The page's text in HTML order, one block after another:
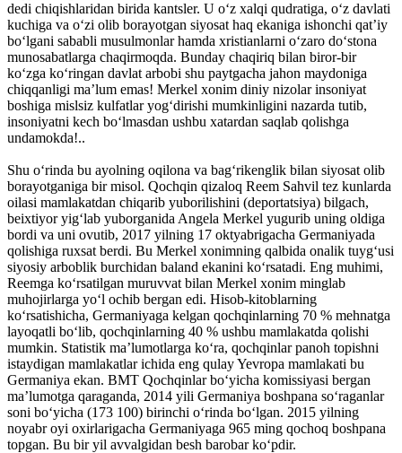
dedi chiqishlaridan birida kantsler. U o‘z xalqi qudratiga, o‘z davlati
kuchiga va o‘zi olib borayotgan siyosat haq ekaniga ishonchi qat’iy
bo‘lgani sababli musulmonlar hamda xristianlarni o‘zaro do‘stona
munosabatlarga chaqirmoqda. Bunday chaqiriq bilan biror-bir
ko‘zga ko‘ringan davlat arbobi shu paytgacha jahon maydoniga
chiqqanligi ma’lum emas! Merkel xonim diniy nizolar insoniyat
boshiga mislsiz kulfatlar yog‘dirishi mumkinligini nazarda tutib,
insoniyatni kech bo‘lmasdan ushbu xatardan saqlab qolishga
undamokda!..
Shu o‘rinda bu ayolning oqilona va bag‘rikenglik bilan siyosat olib
borayotganiga bir misol. Qochqin qizaloq Reem Sahvil tez kunlarda
oilasi mamlakatdan chiqarib yuborilishini (deportatsiya) bilgach,
beixtiyor yig‘lab yuborganida Angela Merkel yugurib uning oldiga
bordi va uni ovutib, 2017 yilning 17 oktyabrigacha Germaniyada
qolishiga ruxsat berdi. Bu Merkel xonimning qalbida onalik tuyg‘usi
siyosiy arboblik burchidan baland ekanini ko‘rsatadi. Eng muhimi,
Reemga ko‘rsatilgan muruvvat bilan Merkel xonim minglab
muhojirlarga yo‘l ochib bergan edi. Hisob-kitoblarning
ko‘rsatishicha, Germaniyaga kelgan qochqinlarning 70 % mehnatga
layoqatli bo‘lib, qochqinlarning 40 % ushbu mamlakatda qolishi
mumkin. Statistik ma’lumotlarga ko‘ra, qochqinlar panoh topishni
istaydigan mamlakatlar ichida eng qulay Yevropa mamlakati bu
Germaniya ekan. BMT Qochqinlar bo‘yicha komissiyasi bergan
ma’lumotga qaraganda, 2014 yili Germaniya boshpana so‘raganlar
soni bo‘yicha (173 100) birinchi o‘rinda bo‘lgan. 2015 yilning
noyabr oyi oxirlarigacha Germaniyaga 965 ming qochoq boshpana
topgan. Bu bir yil avvalgidan besh barobar ko‘pdir.